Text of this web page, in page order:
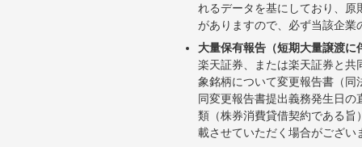
れるデータを基にしており、
がありますので、必ず当該企
大量保有報告（短期大量譲渡
楽天証券、または楽天証券と
象銘柄について変更報告書（
同変更報告書提出義務発生日
類（株券消費貸借契約である
載させていただく場合がござ